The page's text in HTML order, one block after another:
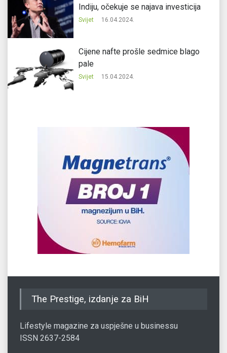
Indiju, očekuje se najava investicija
Svijet 16.04.2024.
Cijene nafte prošle sedmice blago
pale
Svijet 15.04.2024.
The Prestige, izdanje za BiH
Lifestyle magazine za uspješne u businessu
ISSN 2637-2584